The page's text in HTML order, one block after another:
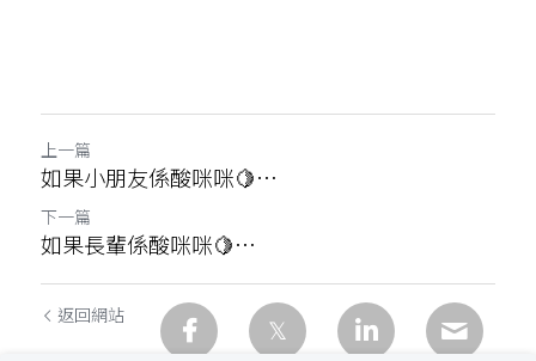
上一篇
如果小朋友係酸咪咪🍋…
下一篇
如果長輩係酸咪咪🍋…
返回網站